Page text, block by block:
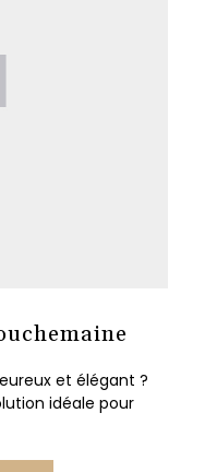
et élégant ?
idéale pour